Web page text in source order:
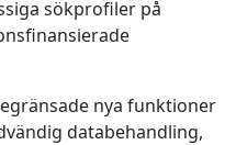
sökprofiler på
nya funktioner
databehandling,